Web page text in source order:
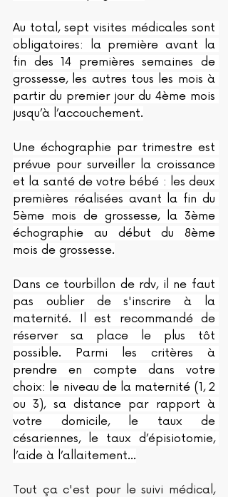
Au total, sept visites médicales sont
obligatoires: la première avant la
fin des 14 premières semaines de
grossesse, les autres tous les mois à
partir du premier jour du 4ème mois
jusqu’à l’accouchement.
Une échographie par trimestre est
prévue pour surveiller la croissance
et la santé de votre bébé : les deux
premières réalisées avant la fin du
5ème mois de grossesse, la 3ème
échographie au début du 8ème
mois de grossesse.
Dans ce tourbillon de rdv, il ne faut
pas oublier de s'inscrire à la
maternité. Il est recommandé de
réserver sa place le plus tôt
possible. Parmi les critères à
prendre en compte dans votre
choix: le niveau de la maternité (1, 2
ou 3), sa distance par rapport à
votre domicile, le taux de
césariennes, le taux d’épisiotomie,
l’aide à l’allaitement...
Tout ça c'est pour le suivi médical,